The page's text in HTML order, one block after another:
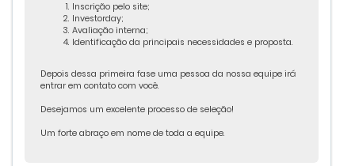
Inscrição pelo site;
Investorday;
Avaliação interna;
Identificação da principais necessidades e proposta.
Depois dessa primeira fase uma pessoa da nossa equipe irá
entrar em contato com você.
Desejamos um excelente processo de seleção!
Um forte abraço em nome de toda a equipe.